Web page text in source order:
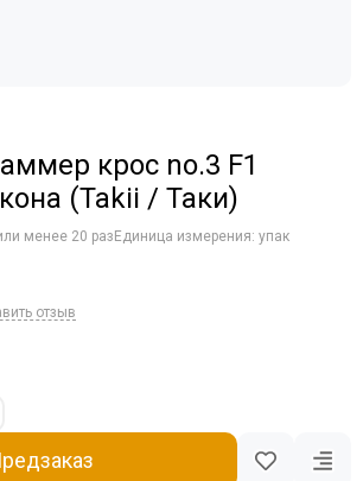
крос no.3 F1
(Takii / Таки)
менее 20 раз Единица измерения: упак
отзыв